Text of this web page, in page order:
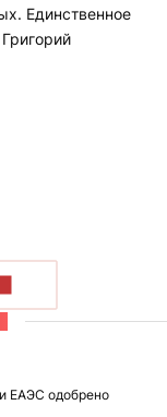
Единственное
ЕАЭС одобрено